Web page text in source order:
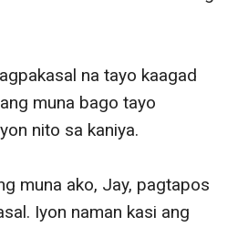
na tayo kaagad
muna bago tayo
nito sa kaniya.
muna ako, Jay, pagtapos
Iyon naman kasi ang